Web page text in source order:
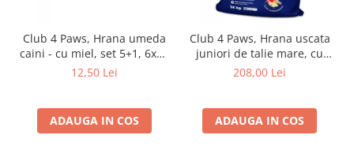
Club 4 Paws, Hrana umeda
caini - cu miel, set 5+1, 6x80
g
12,50 Lei
ADAUGA IN COS
Club 4 Paws, Hrana uscata
juniori de talie mare, cu
pui, 14kg
208,00 Lei
ADAUGA IN COS